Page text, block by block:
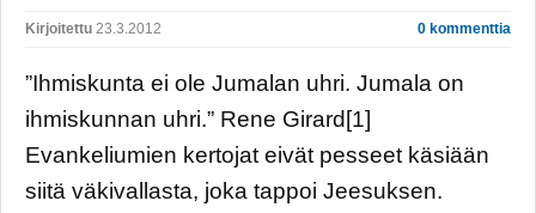
Kirjoitettu 23.3.2012 0 kommenttia
”Ihmiskunta ei ole Jumalan uhri. Jumala on
ihmiskunnan uhri.” Rene Girard[1]
Evankeliumien kertojat eivät pesseet käsiään
siitä väkivallasta, joka tappoi Jeesuksen.